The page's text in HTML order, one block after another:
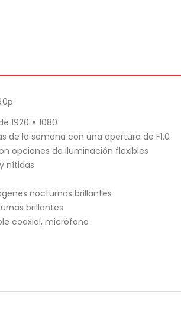
1920 × 1080
de la semana con una apertura de F1.0
opciones de iluminación flexibles
nítidas
nocturnas brillantes
brillantes
coaxial, micrófono